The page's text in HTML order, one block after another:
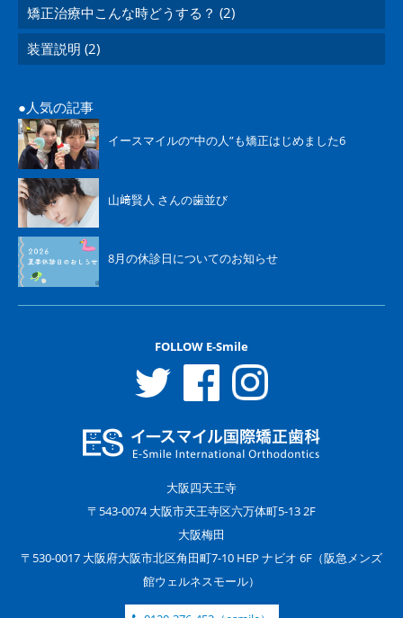
矯正治療中こんな時どうする？ (2)
装置説明 (2)
人気の記事
イースマイルの“中の人”も矯正はじめました6
山﨑賢人 さんの歯並び
8月の休診日についてのお知らせ
FOLLOW E-Smile
大阪四天王寺
〒543-0074 大阪市天王寺区六万体町5-13 2F
大阪梅田
〒530-0017 大阪府大阪市北区角田町7-10 HEP ナビオ 6F（阪急メンズ
館ウェルネスモール）